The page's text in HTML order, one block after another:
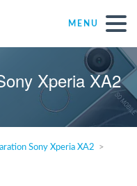
MENU
marques
Xperia XA2
Sony Xperia XA2